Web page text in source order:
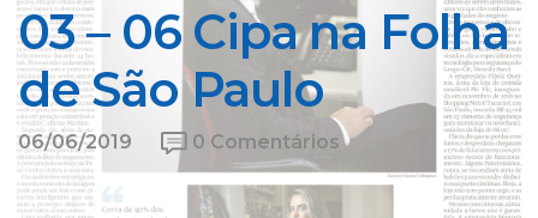
03 – 06 Cipa na Folha
de São Paulo
06/06/2019 0 Comentários